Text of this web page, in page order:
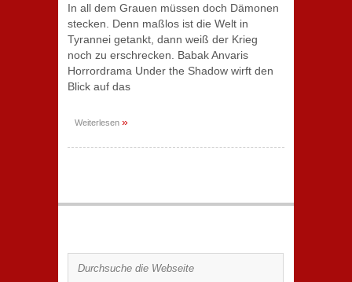
In all dem Grauen müssen doch Dämonen
stecken. Denn maßlos ist die Welt in
Tyrannei getankt, dann weiß der Krieg
noch zu erschrecken. Babak Anvaris
Horrordrama Under the Shadow wirft den
Blick auf das
Weiterlesen »